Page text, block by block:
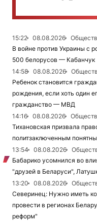
15:22 08.08.2026
В войне против Украины с
500 белорусов — Кабанчук
14:58
08.08.2026
Ребенок становится
рождения, если хоть один
гражданство — МВД
14:16
08.08.2026
Тихановская призвала
политзаключенным
13:54
08.08.2026
Бабарико усомнился во
"друзей в Беларуси",
13:20
08.08.2026
Северинец: Нужно иметь
провести в регионах
реформ"